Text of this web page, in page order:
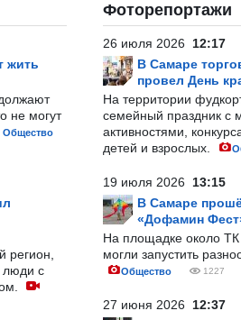
жить
не могут
Общество
регион,
люди с
Фоторепортажи
26 июля 2026 12:17
В Самаре
провел День
На территории
семейный праздник с
активностями,
детей и взрослых.
19 июля 2026 13:15
В Самаре
«Дофамин
На площадке около
могли запустить
Общество 1227
27 июня 2026 12:37